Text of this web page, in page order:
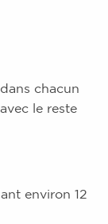
chacun
avec le reste
environ 12